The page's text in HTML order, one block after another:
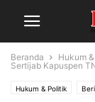
Beranda Hukum
Sertijab Kapuspen
Hukum & Politik